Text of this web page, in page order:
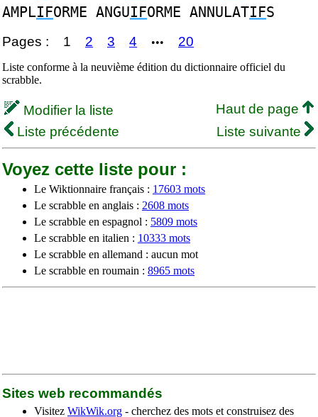
AMPLIFORME ANGUIFORME ANNULATIFS
Pages : 1 2 3 4 ••• 20
Liste conforme à la neuvième édition du dictionnaire officiel du
scrabble.
Modifier la liste
Haut de page
Liste précédente
Liste suivante
Voyez cette liste pour :
Le Wiktionnaire français : 17603 mots
Le scrabble en anglais : 2608 mots
Le scrabble en espagnol : 5809 mots
Le scrabble en italien : 10333 mots
Le scrabble en allemand : aucun mot
Le scrabble en roumain : 8965 mots
Sites web recommandés
Visitez WikWik.org - cherchez des mots et construisez des